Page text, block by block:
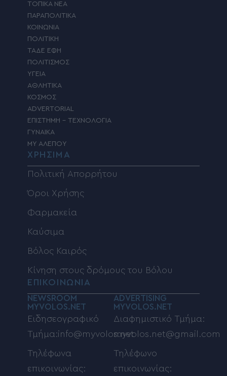
ΤΟΠΙΚΑ ΝΕΑ
ΠΑΡΑΠΟΛΙΤΙΚΑ
ΚΟΙΝΩΝΙΑ
ΠΟΛΙΤΙΚΗ
ΤΑΔΕ ΕΦΗ
ΠΟΛΙΤΙΣΜΟΣ
ΥΓΕΙΑ
ΑΘΛΗΤΙΚΑ
ΚΟΣΜΟΣ
ADVERTORIAL
ΕΠΙΣΤΗΜΗ – ΤΕΧΝΟΛΟΓΙΑ
ΓΥΝΑΙΚΑ
MY ΑΛΕΠΟΥ
ΧΡΗΣΙΜΑ
Πολιτική Απορρήτου
Όροι Χρήσης
Φαρμακεία
Καύσιμα
Βόλος Καιρός
Κίνηση στους δρόμους του Βόλου
ΕΠΙΚΟΙΝΩΝΙΑ
NEWSROOM
MYVOLOS.NET
Ειδησεογραφικό
Τμήμα:info@myvolos.net
Τηλέφωνα
επικοινωνίας:
ADVERTISING
MYVOLOS.NET
Διαφημιστικό Τμήμα:
myvolos.net@gmail.com
Τηλέφωνο
επικοινωνίας: